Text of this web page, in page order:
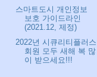
스마트도시 개인정보
보호 가이드라인
(2021.12, 제정)
2022년 시큐리티플러스
회원 모두 새해 복 많
이 받으세요!!!